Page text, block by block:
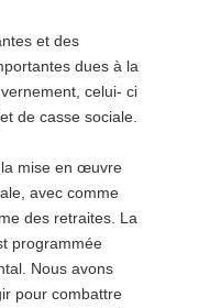
et des
dues à la
celui- ci
de casse sociale.
mise en œuvre
avec comme
des retraites. La
programmée
Nous avons
pour combattre